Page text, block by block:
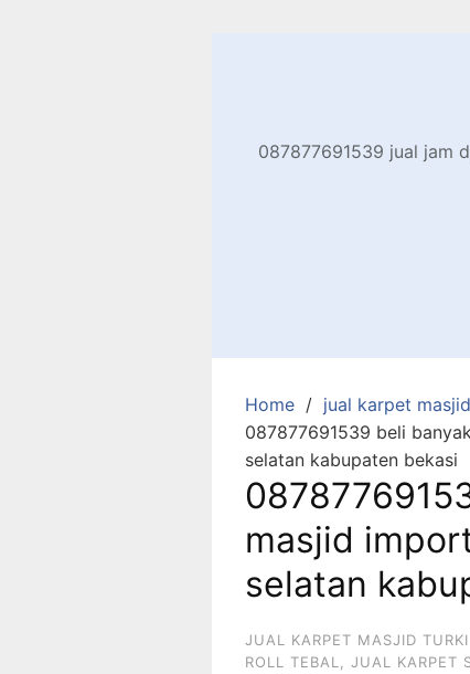
087877691539 jual jam
Home
jual karpet
087877691539 beli
selatan kabupaten bekasi
masjid
selatan
JUAL KARPET MASJID TURKI
ROLL TEBAL
JUAL KARPET